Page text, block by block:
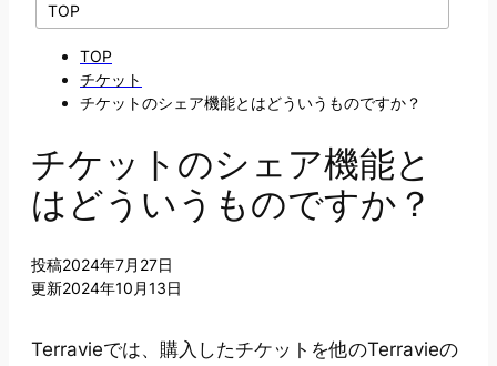
TOP
TOP
チケット
チケットのシェア機能とはどういうものですか？
チケットのシェア機能と
はどういうものですか？
投稿2024年7月27日
更新2024年10月13日
Terravieでは、購入したチケットを他のTerravieの